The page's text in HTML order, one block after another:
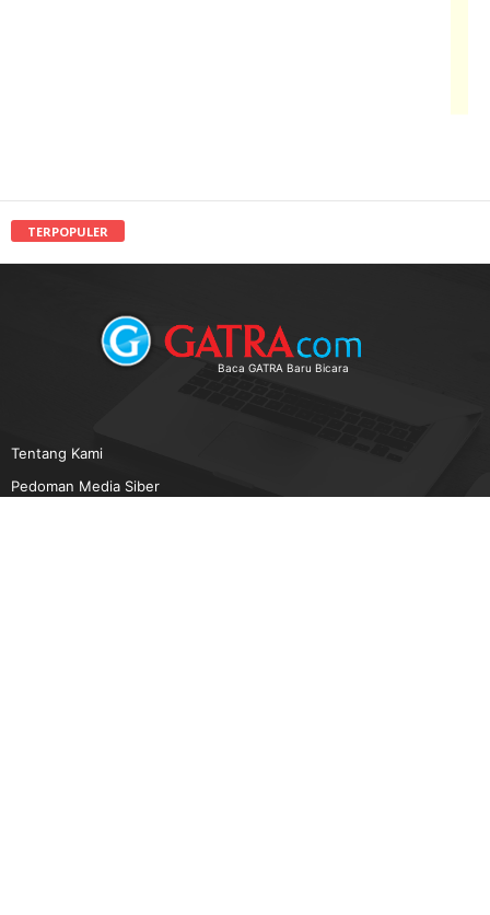
TERPOPULER
Baca GATRA Baru Bicara
Tentang Kami
Pedoman Media Siber